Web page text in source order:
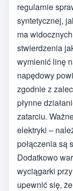
regularnie
syntetycznej,
ma
stwierdzenia
wymienić linę
napędowy
zgodnie z
płynne
zatarciu.
elektryki –
połączenia są
Dodatkowo
wyciągarki
upewnić się,